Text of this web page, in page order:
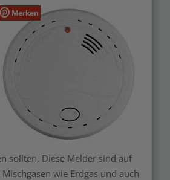
Merken
sollten. Diese Melder sind auf
wie Erdgas und auch